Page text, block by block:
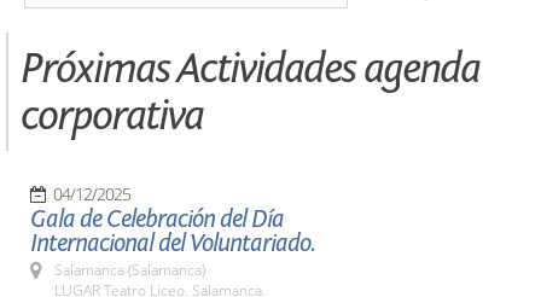
Próximas Actividades agenda
corporativa
04/12/2025
Gala de Celebración del Día
Internacional del Voluntariado.
Salamanca (Salamanca)
LUGAR Teatro Liceo. Salamanca.